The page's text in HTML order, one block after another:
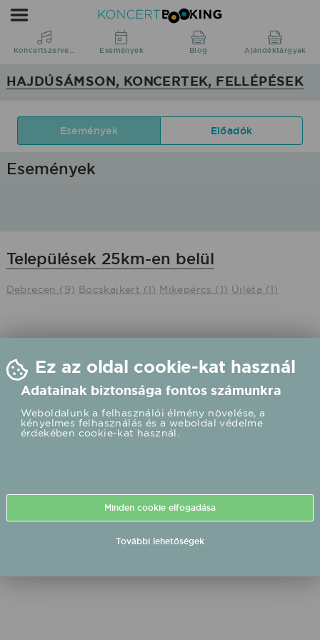
KoncertBooking
Koncertszervezés
Hajdúsámson,
fellépések
Koncertszervezés Események Blog Ajándéktárgyak
HAJDÚSÁMSON, KONCERTEK, FELLÉPÉSEK
Események Előadók
Események
Települések 25km-en belül
Debrecen (9) Bocskaikert (1) Mikepércs (1) Újléta (1)
Ez az oldal cookie-kat használ
Adatainak biztonsága fontos számunkra
Weboldalunk a felhasználói élmény növelése, a
kényelmes felhasználás és a weboldal védelme
érdekében cookie-kat használ.
Minden cookie elfogadása
További lehetőségek